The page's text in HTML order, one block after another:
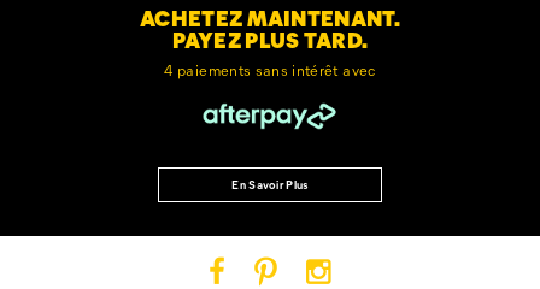
ACHETEZ MAINTENANT.
PAYEZ PLUS TARD.
4 paiements sans intérêt avec
En Savoir Plus